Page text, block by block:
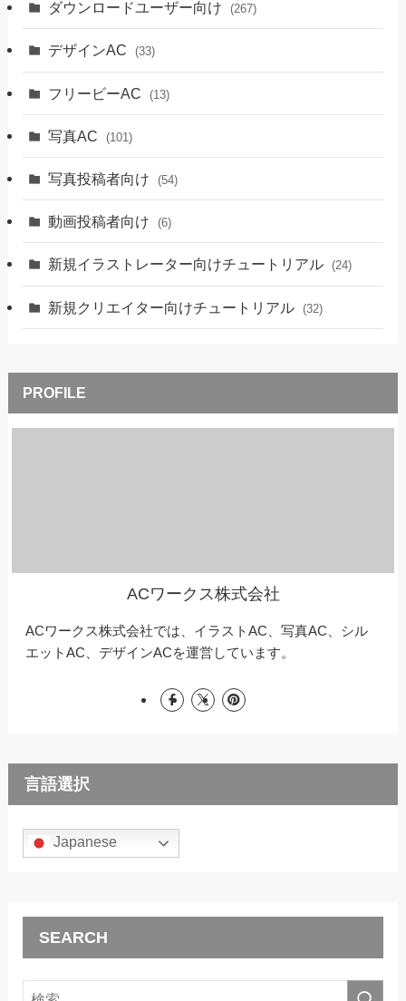
ダウンロードユーザー向け (267)
デザインAC (33)
フリービーAC (13)
写真AC (101)
写真投稿者向け (54)
動画投稿者向け (6)
新規イラストレーター向けチュートリアル (24)
新規クリエイター向けチュートリアル (32)
ACワークス株式会社
ACワークス株式会社では、イラストAC、写真AC、シル
エットAC、デザインACを運営しています。
言語選択
Japanese
SEARCH